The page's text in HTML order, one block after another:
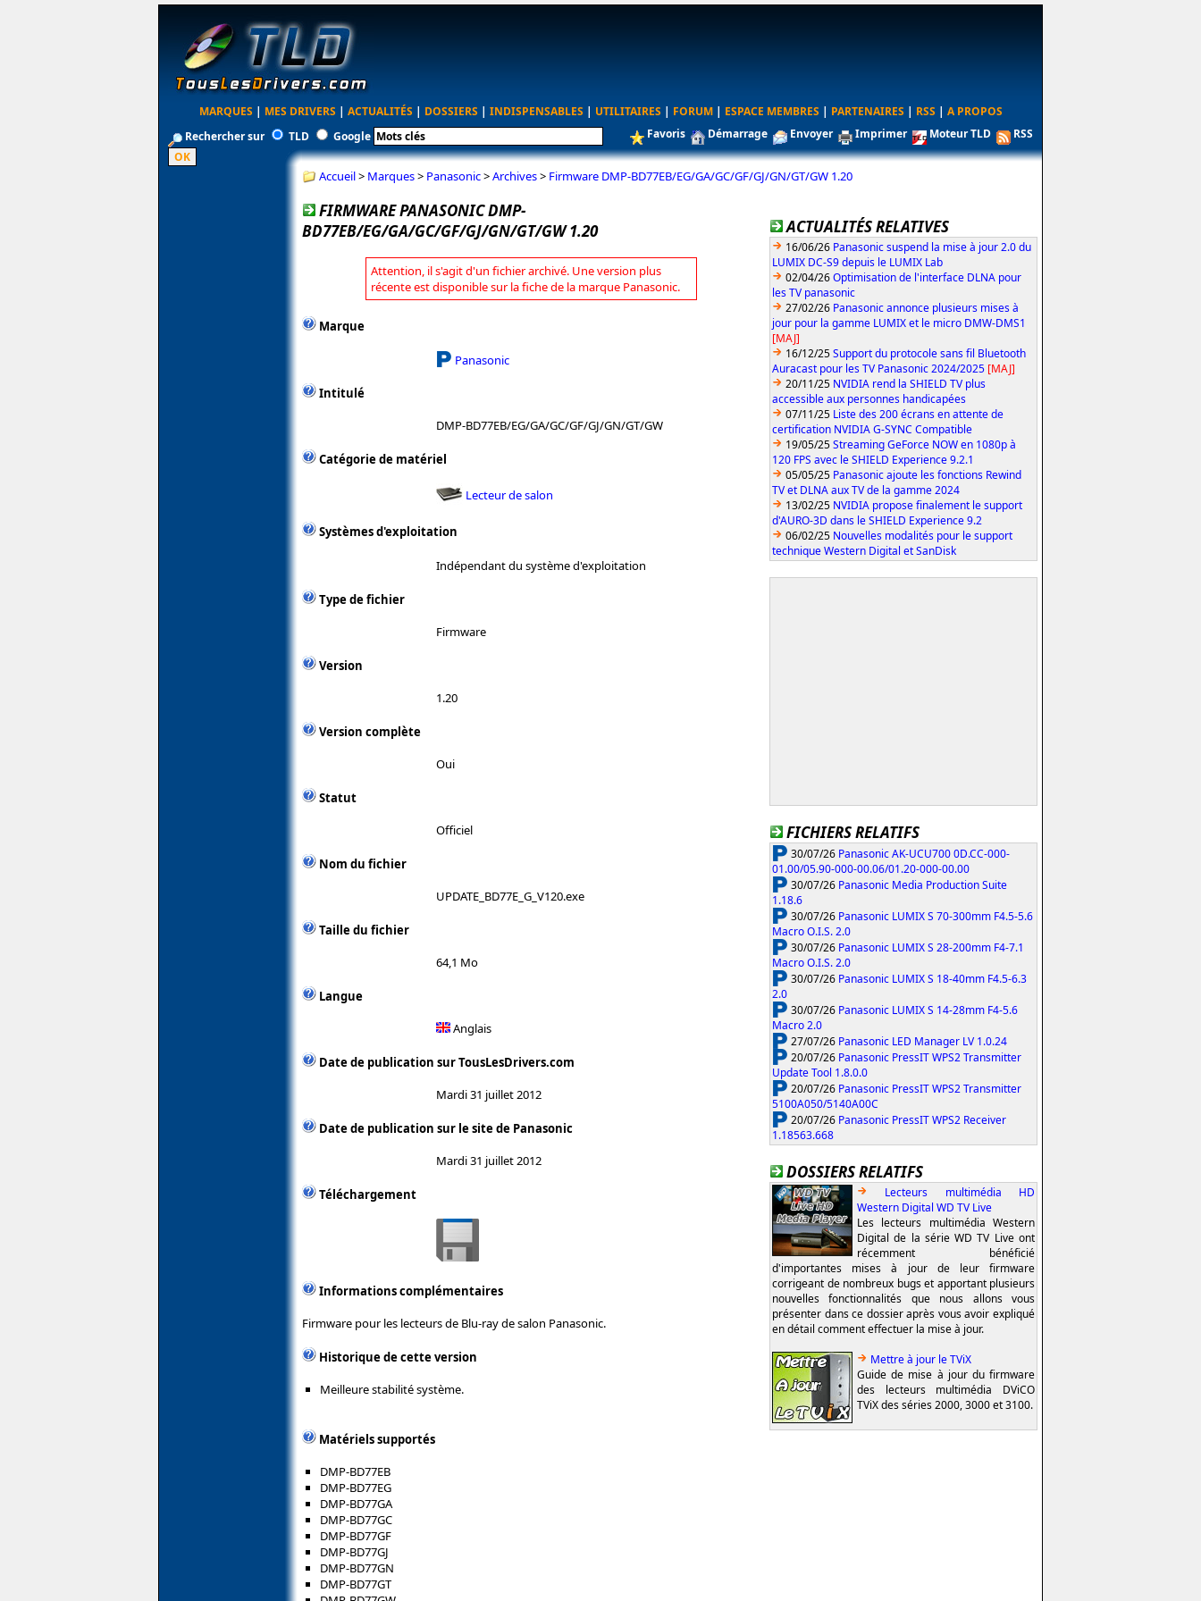
MARQUES | MES DRIVERS | ACTUALITÉS | DOSSIERS | INDISPENSABLES | UTILITAIRES | FORUM | ESPACE MEMBRES | PARTENAIRES | RSS | A PROPOS
Rechercher sur
TLD Google Favoris Démarrage Envoyer Imprimer Moteur TLD RSS
Accueil> Marques> Panasonic>Archives> Firmware DMP-BD77EB/EG/GA/GC/GF/GJ/GN/GT/GW 1.20
FIRMWARE PANASONIC DMP-
BD77EB/EG/GA/GC/GF/GJ/GN/GT/GW 1.20
Attention, il s'agit d'un fichier archivé. Une version plus
récente est disponible sur la fiche de la marque Panasonic.
Marque
Panasonic
Intitulé
DMP-BD77EB/EG/GA/GC/GF/GJ/GN/GT/GW
Catégorie de matériel
Lecteur de salon
Systèmes d'exploitation
Indépendant du système d'exploitation
Type de fichier
Firmware
Version
1.20
Version complète
Oui
Statut
Officiel
Nom du fichier
UPDATE_BD77E_G_V120.exe
Taille du fichier
64,1 Mo
Langue
Anglais
Date de publication sur TousLesDrivers.com
Mardi 31 juillet 2012
Date de publication sur le site de Panasonic
Mardi 31 juillet 2012
Téléchargement
Informations complémentaires
Firmware pour les lecteurs de Blu-ray de salon Panasonic.
Historique de cette version
Meilleure stabilité système.
Matériels supportés
DMP-BD77EB
DMP-BD77EG
DMP-BD77GA
DMP-BD77GC
DMP-BD77GF
DMP-BD77GJ
DMP-BD77GN
DMP-BD77GT
ACTUALITÉS RELATIVES
16/06/26 Panasonic suspend la mise à jour 2.0 du
LUMIX DC-S9 depuis le LUMIX Lab
02/04/26Optimisation de l'interface DLNA pour
les TV panasonic
27/02/26 Panasonic annonce plusieurs mises à
jour pour la gamme LUMIX et le micro DMW-DMS1
[MAJ]
16/12/25Support du protocole sans fil Bluetooth
Auracast pour les TV Panasonic 2024/2025 [MAJ]
20/11/25 NVIDIA rend la SHIELD TV plus
accessible aux personnes handicapées
07/11/25 Liste des 200 écrans en attente de
certification NVIDIA G-SYNC Compatible
19/05/25Streaming GeForce NOW en 1080p à
120 FPS avec le SHIELD Experience 9.2.1
05/05/25 Panasonic ajoute les fonctions Rewind
TV et DLNA aux TV de la gamme 2024
13/02/25 NVIDIA propose finalement le support
d'AURO-3D dans le SHIELD Experience 9.2
06/02/25 Nouvelles modalités pour le support
technique Western Digital et SanDisk
FICHIERS RELATIFS
30/07/26 Panasonic AK-UCU700 0D.CC-000-
01.00/05.90-000-00.06/01.20-000-00.00
30/07/26 Panasonic Media Production Suite
1.18.6
30/07/26 Panasonic LUMIX S 70-300mm F4.5-5.6
Macro O.I.S. 2.0
30/07/26 Panasonic LUMIX S 28-200mm F4-7.1
Macro O.I.S. 2.0
30/07/26 Panasonic LUMIX S 18-40mm F4.5-6.3
2.0
30/07/26 Panasonic LUMIX S 14-28mm F4-5.6
Macro 2.0
27/07/26 Panasonic LED Manager LV 1.0.24
20/07/26 Panasonic PressIT WPS2 Transmitter
Update Tool 1.8.0.0
20/07/26 Panasonic PressIT WPS2 Transmitter
5100A050/5140A00C
20/07/26 Panasonic PressIT WPS2 Receiver
1.18563.668
DOSSIERS RELATIFS
Lecteurs multimédia HD
Western Digital WD TV Live
Les lecteurs multimédia Western
Digital de la série WD TV Live ont
récemment bénéficié
d'importantes mises à jour de leur firmware
corrigeant de nombreux bugs et apportant plusieurs
nouvelles fonctionnalités que nous allons vous
présenter dans ce dossier après vous avoir expliqué
en détail comment effectuer la mise à jour.
Mettre à jour le TViX
Guide de mise à jour du firmware
des lecteurs multimédia DViCO
TViX des séries 2000, 3000 et 3100.